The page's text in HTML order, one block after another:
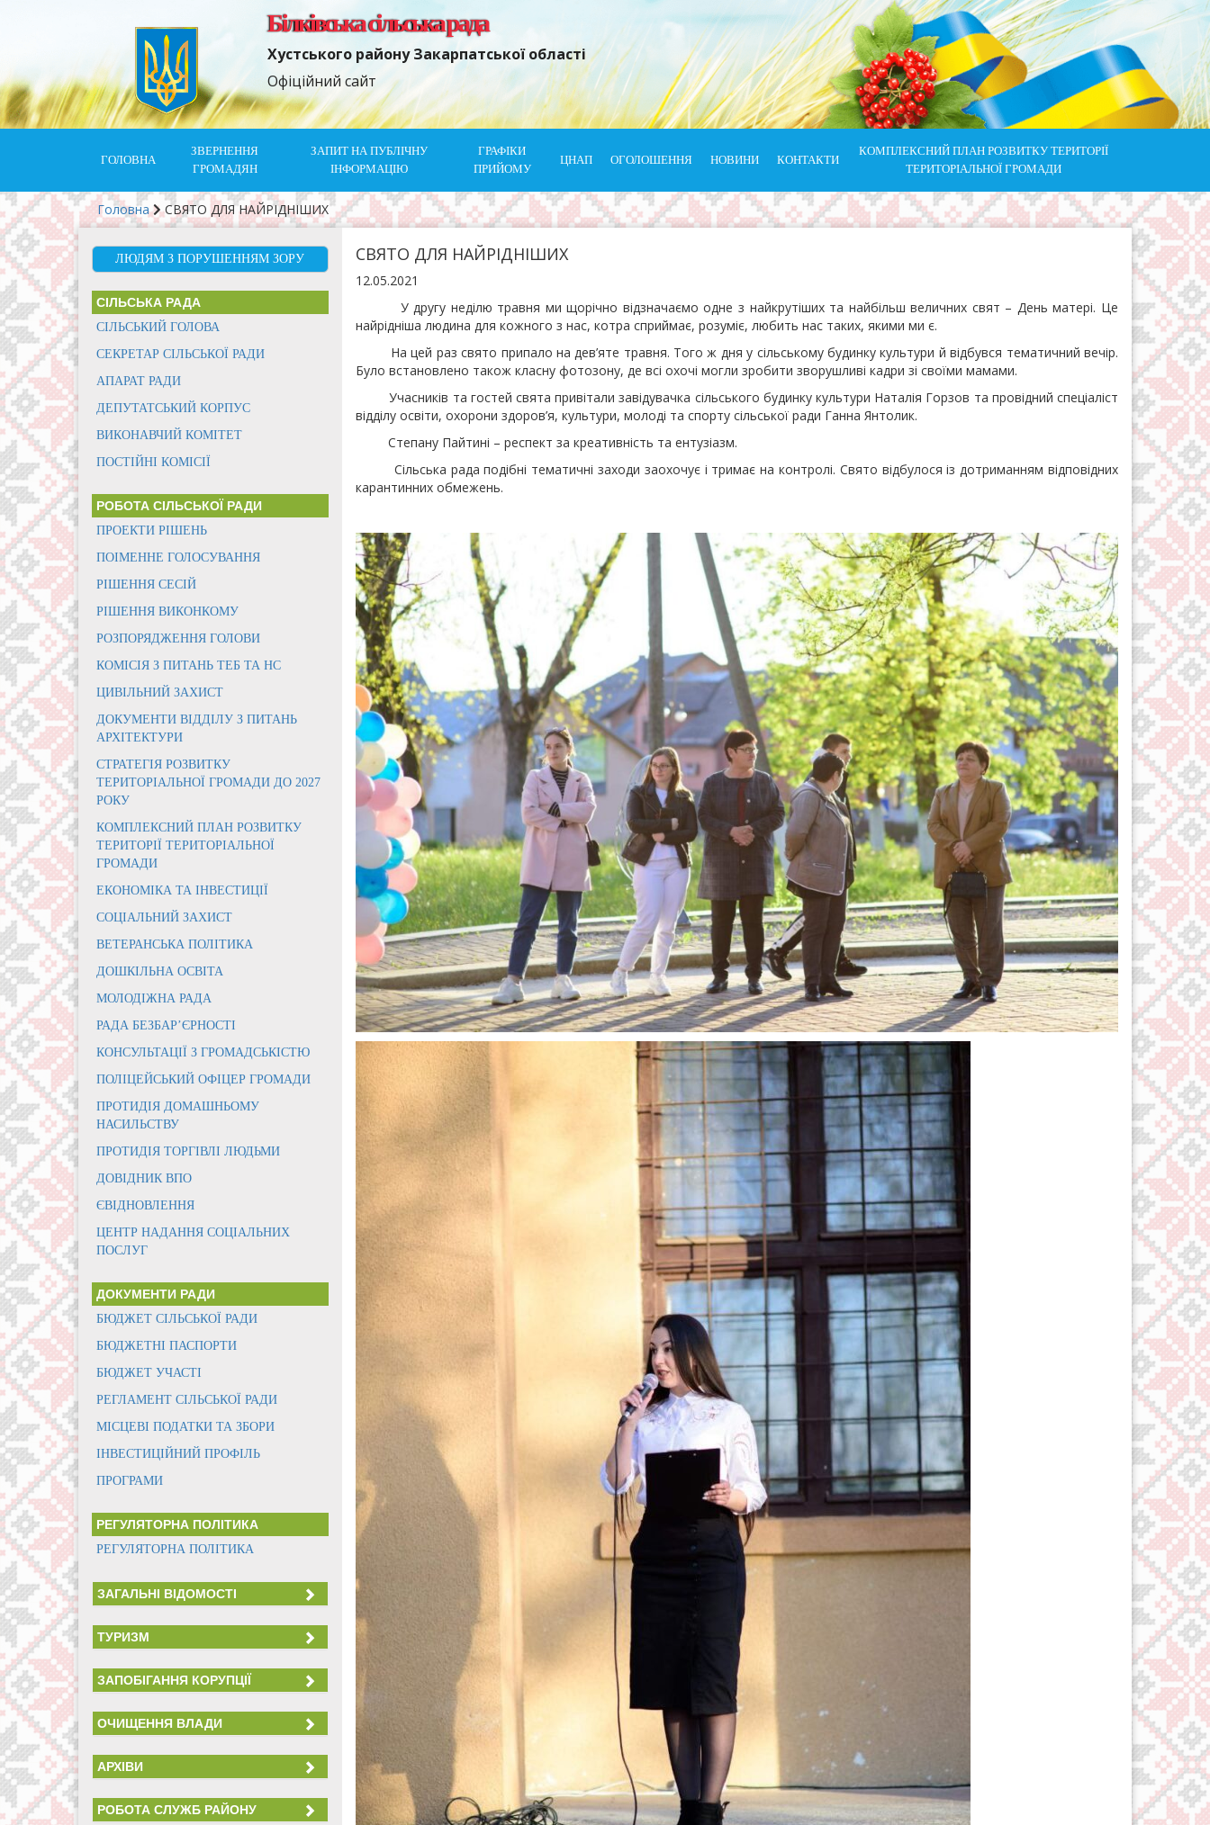
Білківська сільська рада
Хустського району Закарпатської області
Офіційний сайт
ГОЛОВНА
ЗВЕРНЕННЯ
ГРОМАДЯН
ЗАПИТ НА ПУБЛІЧНУ
ІНФОРМАЦІЮ
ГРАФІКИ
ПРИЙОМУ
ЦНАП ОГОЛОШЕННЯ НОВИНИ КОНТАКТИ
КОМПЛЕКСНИЙ ПЛАН РОЗВИТКУ ТЕРИТОРІЇ
ТЕРИТОРІАЛЬНОЇ ГРОМАДИ
Головна СВЯТО ДЛЯ НАЙРІДНІШИХ
ЛЮДЯМ З ПОРУШЕННЯМ ЗОРУ
СІЛЬСЬКА РАДА
СІЛЬСЬКИЙ ГОЛОВА
СЕКРЕТАР СІЛЬСЬКОЇ РАДИ
АПАРАТ РАДИ
ДЕПУТАТСЬКИЙ КОРПУС
ВИКОНАВЧИЙ КОМІТЕТ
ПОСТІЙНІ КОМІСІЇ
РОБОТА СІЛЬСЬКОЇ РАДИ
ПРОЕКТИ РІШЕНЬ
ПОІМЕННЕ ГОЛОСУВАННЯ
РІШЕННЯ СЕСІЙ
РІШЕННЯ ВИКОНКОМУ
РОЗПОРЯДЖЕННЯ ГОЛОВИ
КОМІСІЯ З ПИТАНЬ ТЕБ ТА НС
ЦИВІЛЬНИЙ ЗАХИСТ
ДОКУМЕНТИ ВІДДІЛУ З ПИТАНЬ
АРХІТЕКТУРИ
СТРАТЕГІЯ РОЗВИТКУ
ТЕРИТОРІАЛЬНОЇ ГРОМАДИ ДО 2027
РОКУ
КОМПЛЕКСНИЙ ПЛАН РОЗВИТКУ
ТЕРИТОРІЇ ТЕРИТОРІАЛЬНОЇ
ГРОМАДИ
ЕКОНОМІКА ТА ІНВЕСТИЦІЇ
СОЦІАЛЬНИЙ ЗАХИСТ
ВЕТЕРАНСЬКА ПОЛІТИКА
ДОШКІЛЬНА ОСВІТА
МОЛОДІЖНА РАДА
РАДА БЕЗБАР’ЄРНОСТІ
КОНСУЛЬТАЦІЇ З ГРОМАДСЬКІСТЮ
ПОЛІЦЕЙСЬКИЙ ОФІЦЕР ГРОМАДИ
ПРОТИДІЯ ДОМАШНЬОМУ
НАСИЛЬСТВУ
ПРОТИДІЯ ТОРГІВЛІ ЛЮДЬМИ
ДОВІДНИК ВПО
ЄВІДНОВЛЕННЯ
ЦЕНТР НАДАННЯ СОЦІАЛЬНИХ
ПОСЛУГ
ДОКУМЕНТИ РАДИ
БЮДЖЕТ СІЛЬСЬКОЇ РАДИ
БЮДЖЕТНІ ПАСПОРТИ
БЮДЖЕТ УЧАСТІ
РЕГЛАМЕНТ СІЛЬСЬКОЇ РАДИ
МІСЦЕВІ ПОДАТКИ ТА ЗБОРИ
ІНВЕСТИЦІЙНИЙ ПРОФІЛЬ
ПРОГРАМИ
РЕГУЛЯТОРНА ПОЛІТИКА
РЕГУЛЯТОРНА ПОЛІТИКА
ЗАГАЛЬНІ ВІДОМОСТІ
ТУРИЗМ
ЗАПОБІГАННЯ КОРУПЦІЇ
ОЧИЩЕННЯ ВЛАДИ
АРХІВИ
РОБОТА СЛУЖБ РАЙОНУ
СВЯТО ДЛЯ НАЙРІДНІШИХ
12.05.2021
У другу неділю травня ми щорічно відзначаємо одне з найкрутіших та найбільш величних свят – День матері. Це
найрідніша людина для кожного з нас, котра сприймає, розуміє, любить нас таких, якими ми є.
На цей раз свято припало на дев’яте травня. Того ж дня у сільському будинку культури й відбувся тематичний вечір.
Було встановлено також класну фотозону, де всі охочі могли зробити зворушливі кадри зі своїми мамами.
Учасників та гостей свята привітали завідувачка сільського будинку культури Наталія Горзов та провідний спеціаліст
відділу освіти, охорони здоров’я, культури, молоді та спорту сільської ради Ганна Янтолик.
Степану Пайтині – респект за креативність та ентузіазм.
Сільська рада подібні тематичні заходи заохочує і тримає на контролі. Свято відбулося із дотриманням відповідних
карантинних обмежень.